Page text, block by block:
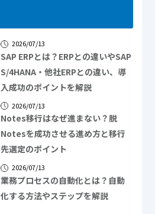
2026/07/13
SAP ERPとは？ERPとの違いやSAP
S/4HANA・他社ERPとの違い、導
入成功のポイントを解説
2026/07/13
Notes移行はなぜ進まない？脱
Notesを成功させる進め方と移行
先選定のポイント
2026/07/13
業務プロセスの自動化とは？自動
化する方法やステップを解説